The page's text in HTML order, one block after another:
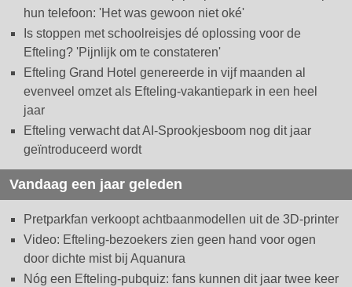
hun telefoon: 'Het was gewoon niet oké'
Is stoppen met schoolreisjes dé oplossing voor de
Efteling? 'Pijnlijk om te constateren'
Efteling Grand Hotel genereerde in vijf maanden al
evenveel omzet als Efteling-vakantiepark in een heel
jaar
Efteling verwacht dat AI-Sprookjesboom nog dit jaar
geïntroduceerd wordt
Vandaag een jaar geleden
Pretparkfan verkoopt achtbaanmodellen uit de 3D-printer
Video: Efteling-bezoekers zien geen hand voor ogen
door dichte mist bij Aquanura
Nóg een Efteling-pubquiz: fans kunnen dit jaar twee keer